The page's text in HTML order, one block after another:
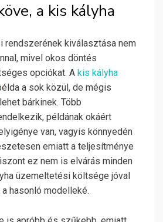
a kis kályha
rendszerének kiválasztása nem
mivel okos döntés
opciókat. A kis kályha
a sok közül, de mégis
bárkinek. Több
példának okáért
van, vagyis könnyedén
emiatt a teljesítménye
ez nem is elvárás minden
üzemeltetési költsége jóval
hasonló modelleké.